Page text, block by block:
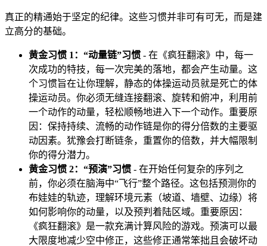
真正的精通始于坚定的纪律。这些习惯并非可有可无，而是建
立高分的基础。
黄金习惯 1：“动量链”习惯 - 在《疯狂翻滚》中，每一
次成功的特技，每一次完美的落地，都会产生动量。这
个习惯旨在让你理解，静态的体操运动员就是死亡的体
操运动员。你必须无缝连接翻滚、旋转和俯冲，利用前
一个动作的动量，轻松顺畅地进入下一个动作。重要原
因：保持持续、流畅的动作链是你的得分倍数的主要驱
动因素。犹豫会打断链条，重置你的倍数，并大幅限制
你的得分潜力。
黄金习惯 2：“预演”习惯 - 在开始任何复杂的序列之
前，你必须在脑海中“飞行”整个路径。这包括预测你的
布娃娃的轨迹，理解环境元素（坡道、墙壁、边缘）将
如何影响你的动量，以及预判着陆区域。重要原因：
《疯狂翻滚》是一款充满计算风险的游戏。预演可以最
大限度地减少空中修正，这些修正通常笨拙且会破坏动